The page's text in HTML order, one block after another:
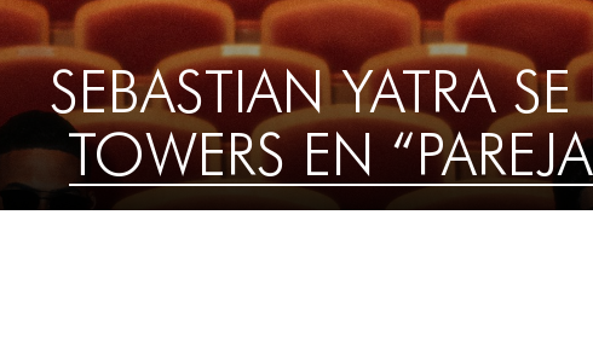
SEBASTIAN YATRA
TOWERS EN